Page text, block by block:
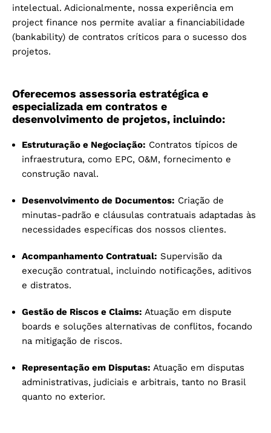
intelectual. Adicionalmente, nossa experiência em
project finance nos permite avaliar a financiabilidade
(bankability) de contratos críticos para o sucesso dos
projetos.
Oferecemos assessoria estratégica e
especializada em contratos e
desenvolvimento de projetos, incluindo:
Estruturação e Negociação: Contratos típicos de
infraestrutura, como EPC, O&M, fornecimento e
construção naval.
Desenvolvimento de Documentos: Criação de
minutas-padrão e cláusulas contratuais adaptadas às
necessidades específicas dos nossos clientes.
Acompanhamento Contratual: Supervisão da
execução contratual, incluindo notificações, aditivos
e distratos.
Gestão de Riscos e Claims: Atuação em dispute
boards e soluções alternativas de conflitos, focando
na mitigação de riscos.
Representação em Disputas: Atuação em disputas
administrativas, judiciais e arbitrais, tanto no Brasil
quanto no exterior.